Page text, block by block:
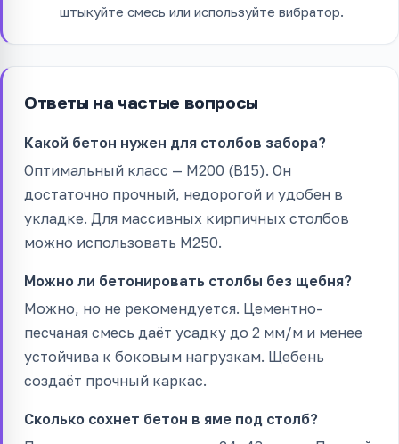
штыкуйте смесь или используйте вибратор.
Ответы на частые вопросы
Какой бетон нужен для столбов забора?
Оптимальный класс — М200 (B15). Он
достаточно прочный, недорогой и удобен в
укладке. Для массивных кирпичных столбов
можно использовать М250.
Можно ли бетонировать столбы без щебня?
Можно, но не рекомендуется. Цементно-
песчаная смесь даёт усадку до 2 мм/м и менее
устойчива к боковым нагрузкам. Щебень
создаёт прочный каркас.
Сколько сохнет бетон в яме под столб?